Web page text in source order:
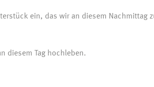
ein, das wir an diesem Nachmittag
diesem Tag hochleben.